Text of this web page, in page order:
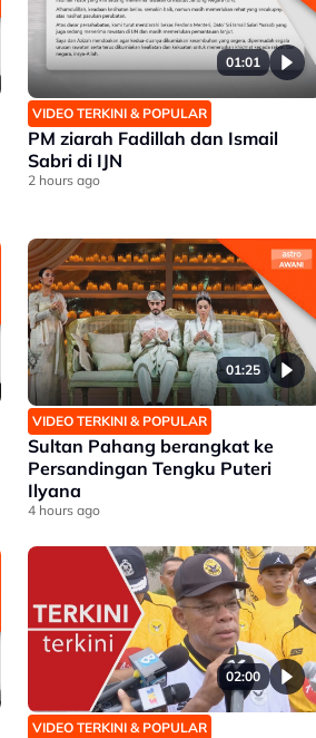
01:01
VIDEO TERKINI & POPULAR
PM ziarah Fadillah dan Ismail
Sabri di IJN
2 hours ago
01:25
VIDEO TERKINI & POPULAR
Sultan Pahang berangkat ke
Persandingan Tengku Puteri
Ilyana
4 hours ago
02:00
VIDEO TERKINI & POPULAR